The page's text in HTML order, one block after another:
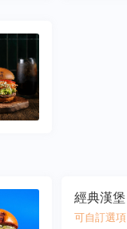
經典漢堡
可自訂選項